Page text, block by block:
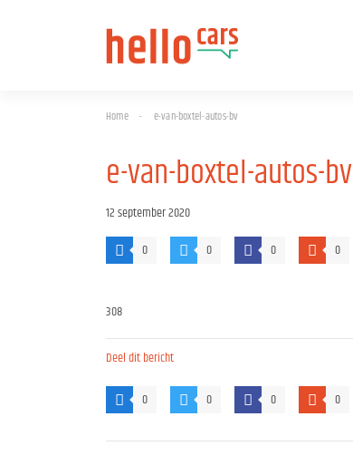
Home - e-van-boxtel-autos-bv
e-van-boxtel-autos-bv
12 september 2020
0
0 0 0
308
Deel dit bericht
0 0 0 0